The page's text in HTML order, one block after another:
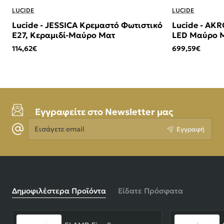
LUCIDE
Lucide - JESSICA Κρεμαστό Φωτιστικό
E27, Κεραμιδί-Μαύρο Ματ
114,62€
LUCIDE
Lucide -
LED Μαύρο
699,59€
Εγγραφείτε στο Newsletter μας
Εισάγετε
email
Εγγραφή
Δημοφιλέστερα Προϊόντα Είδατε Πρόσφατα